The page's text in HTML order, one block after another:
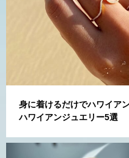
身に着けるだけでハワイア
ハワイアンジュエリー5選